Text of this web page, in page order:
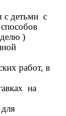
с детьми с
)
работ, в
на